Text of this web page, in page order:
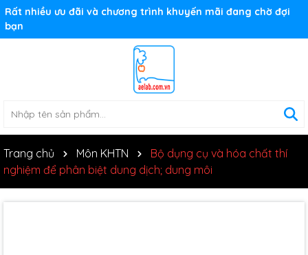
Rất nhiều ưu đãi và chương trình khuyến mãi đang chờ đợi
bạn
Trang chủ Môn KHTN
Bộ dụng cụ và hóa chất thí
nghiệm để phân biệt dung dịch; dung môi